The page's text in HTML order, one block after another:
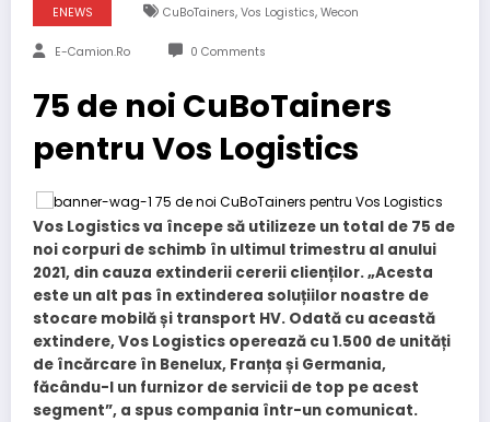
ENEWS CuBoTainers, Vos Logistics, Wecon
E-Camion.ro 0 Comments
75 de noi CuBoTainers
pentru Vos Logistics
Vos Logistics va începe să utilizeze un total de 75 de
noi corpuri de schimb în ultimul trimestru al anului
2021, din cauza extinderii cererii clienților. „Acesta
este un alt pas în extinderea soluțiilor noastre de
stocare mobilă și transport HV. Odată cu această
extindere, Vos Logistics operează cu 1.500 de unități
de încărcare în Benelux, Franța și Germania,
făcându-l un furnizor de servicii de top pe acest
segment”, a spus compania într-un comunicat.